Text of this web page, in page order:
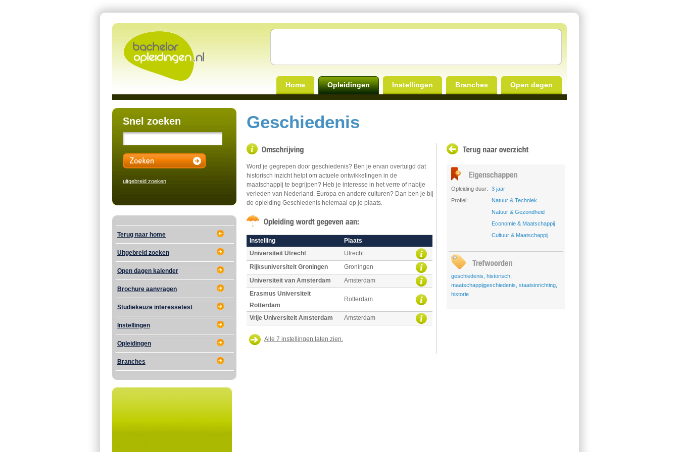
Home Opleidingen Instellingen Branches Open dagen
Snel zoeken
uitgebreid zoeken
Terug naar home
Uitgebreid zoeken
Open dagen kalender
Brochure aanvragen
Studiekeuze interessetest
Instellingen
Opleidingen
Branches
Geschiedenis
Word je gegrepen door geschiedenis? Ben je ervan overtuigd dat
historisch inzicht helpt om actuele ontwikkelingen in de
maatschappij te begrijpen? Heb je interesse in het verre of nabije
verleden van Nederland, Europa en andere culturen? Dan ben je bij
de opleiding Geschiedenis helemaal op je plaats.
Instelling
Plaats
Universiteit Utrecht
Utrecht
Rijksuniversiteit Groningen
Groningen
Universiteit van Amsterdam
Amsterdam
Erasmus Universiteit
Rotterdam
Rotterdam
Vrije Universiteit Amsterdam Amsterdam
Alle 7 instellingen laten zien.
Opleiding duur:
3 jaar
Profiel:
Natuur & Techniek
Natuur & Gezondheid
Economie & Maatschappij
Cultuur & Maatschappij
geschiedenis historisch
maatschappijgeschiedenis staatsinrichting
historie